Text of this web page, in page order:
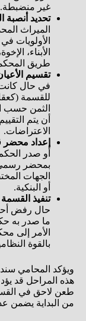
غير منضبطة.
تحديد أنصبة
الميراث
الأولويات
الأبناء،
طريق
تقسيم
في حال كانت
للقسمة
الثمن حسب
أن يتم
الاعتراضات.
إعداد
أو صدر
بمحضر رسمي
الجهات
أو البنكية.
تنفيذ القسمة
حال رفض أحد
ما صدر به
الأمر إلى
بالقوة
ويؤكد المحامي
هذه المراحل قد
طعن لاحق في
من البداية يضمن